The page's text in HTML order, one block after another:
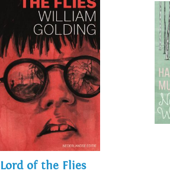
Lord of the Flies